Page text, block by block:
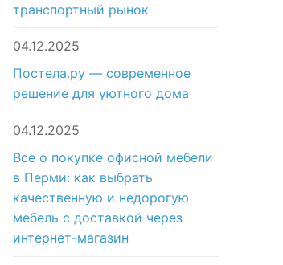
транспортный рынок
04.12.2025
Постела.ру — современное
решение для уютного дома
04.12.2025
Все о покупке офисной мебели
в Перми: как выбрать
качественную и недорогую
мебель с доставкой через
интернет-магазин